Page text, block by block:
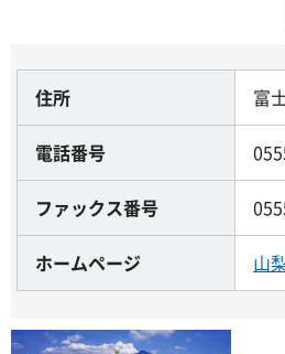
住所 富
電話番号
ファックス番号
ホームページ 山